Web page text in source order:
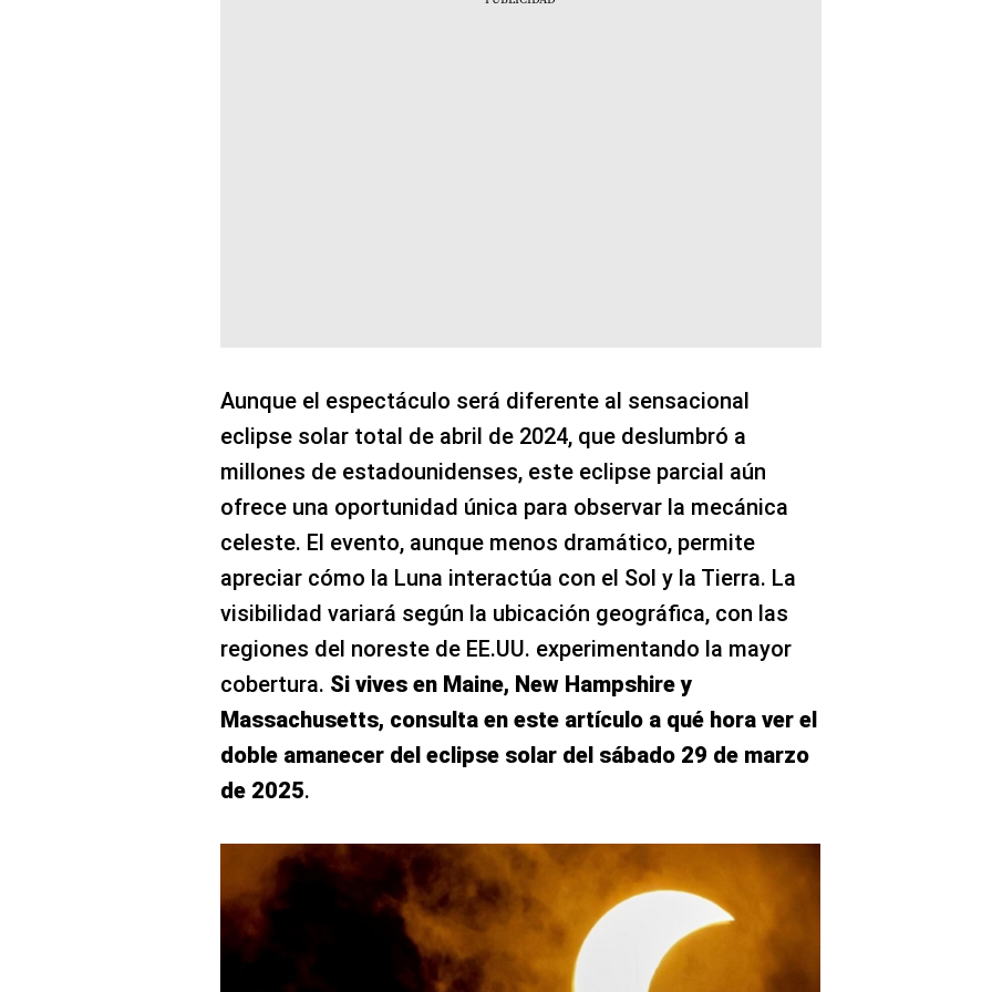
Aunque el espectáculo será diferente al sensacional
eclipse solar total de abril de 2024, que deslumbró a
millones de estadounidenses, este eclipse parcial aún
ofrece una oportunidad única para observar la mecánica
celeste. El evento, aunque menos dramático, permite
apreciar cómo la Luna interactúa con el Sol y la Tierra. La
visibilidad variará según la ubicación geográfica, con las
regiones del noreste de EE.UU. experimentando la mayor
cobertura. Si vives en Maine, New Hampshire y
Massachusetts, consulta en este artículo a qué hora ver el
doble amanecer del eclipse solar del sábado 29 de marzo
de 2025.